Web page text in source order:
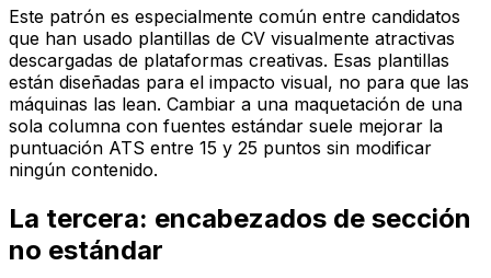
Este patrón es especialmente común entre candidatos
que han usado plantillas de CV visualmente atractivas
descargadas de plataformas creativas. Esas plantillas
están diseñadas para el impacto visual, no para que las
máquinas las lean. Cambiar a una maquetación de una
sola columna con fuentes estándar suele mejorar la
puntuación ATS entre 15 y 25 puntos sin modificar
ningún contenido.
La tercera: encabezados de sección
no estándar